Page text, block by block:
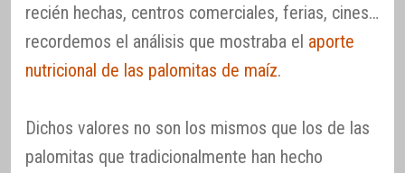
recién hechas, centros comerciales, ferias, cines…
recordemos el análisis que mostraba el aporte
nutricional de las palomitas de maíz.
Dichos valores no son los mismos que los de las
palomitas que tradicionalmente han hecho